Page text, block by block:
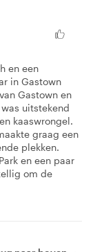
en een
in Gastown
Gastown en
uitstekend
kaaswrongel.
graag een
plekken.
en een paar
om de